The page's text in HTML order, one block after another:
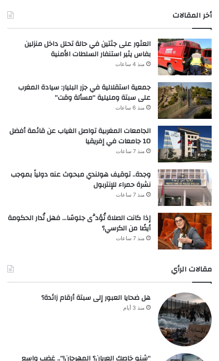
أخر المقالات
العثور على جثتين في حالة تحلل داخل منزلين
بفاس يثير استنفار السلطات الأمنية
منذ 4 ساعات
جمعية استقلالية في جزر البليار: سيادة المغرب
على سبتة ومليلية “مسألة وقت”
منذ 6 ساعات
الجامعات المغربية تواصل الغياب عن قائمة أفضل
10 جامعات في إفريقيا
منذ 7 ساعات
وجدة.. توقيف هولندي مبحوث عنه دولياً بموجب
نشرة حمراء للإنتربول
منذ 7 ساعات
إذا كانت الصلاة تُؤدَّى جلوسًا… فهل تُدار الحكومة
أيضًا من الكرسي؟
منذ 7 ساعات
مقالات الرأي
هل ضحايا العبور إلى سبتة أرقام زائدة؟
منذ 3 أيام
“شنو خاصك العريان؟ المهرجان!”.. غضب واسع